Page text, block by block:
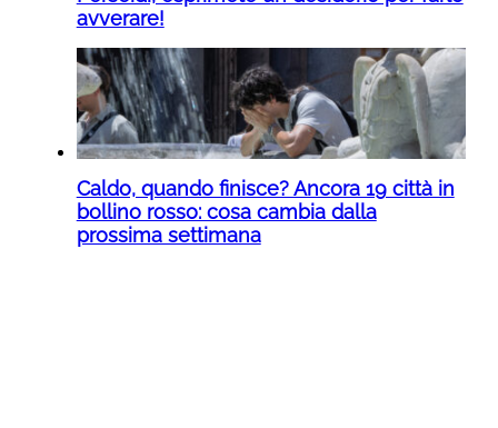
avverare!
Caldo, quando finisce? Ancora 19 città in
bollino rosso: cosa cambia dalla
prossima settimana